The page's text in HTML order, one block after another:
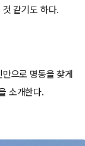
같기도 하다.
으로 명동을 찾게
소개한다.